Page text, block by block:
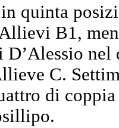
quinta
B1,
D’Alessio
C.
di